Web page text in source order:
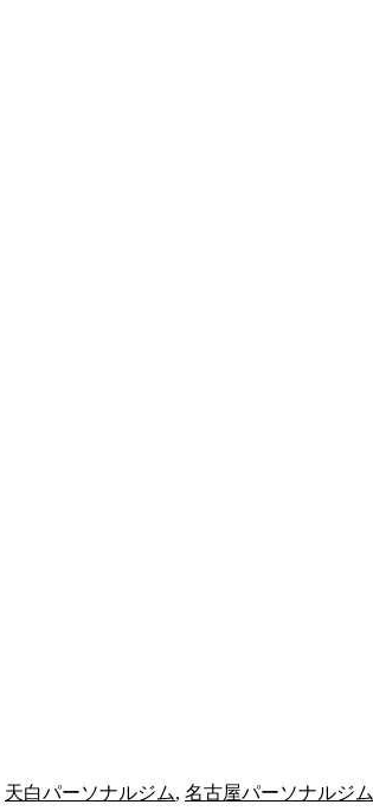
天白パーソナルジム, 名古屋パーソナルジム